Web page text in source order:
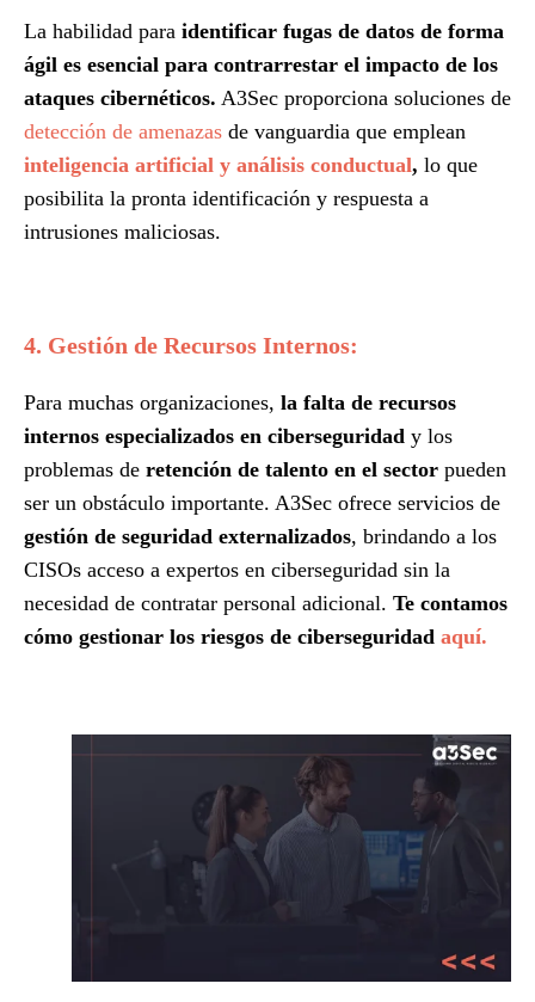
La habilidad para identificar fugas de datos de forma
ágil es esencial para contrarrestar el impacto de los
ataques cibernéticos. A3Sec proporciona soluciones de
detección de amenazas de vanguardia que emplean
inteligencia artificial y análisis conductual, lo que
posibilita la pronta identificación y respuesta a
intrusiones maliciosas.
4. Gestión de Recursos Internos:
Para muchas organizaciones, la falta de recursos
internos especializados en ciberseguridad y los
problemas de retención de talento en el sector pueden
ser un obstáculo importante. A3Sec ofrece servicios de
gestión de seguridad externalizados, brindando a los
CISOs acceso a expertos en ciberseguridad sin la
necesidad de contratar personal adicional. Te contamos
cómo gestionar los riesgos de ciberseguridad aquí.